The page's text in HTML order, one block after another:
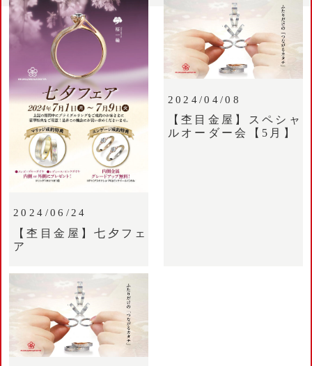
2024/06/24
【杢目金屋】七夕フェ
ア
2024/04/08
【杢目金屋】スペシャ
ルオーダー会【5月】